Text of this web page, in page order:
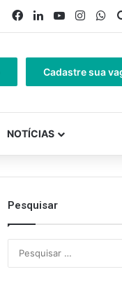
Facebook
LinkedinYouTube
Cadastre sua
NOTÍCIAS
Pesquisar